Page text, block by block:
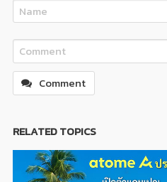
Comment
RELATED TOPICS